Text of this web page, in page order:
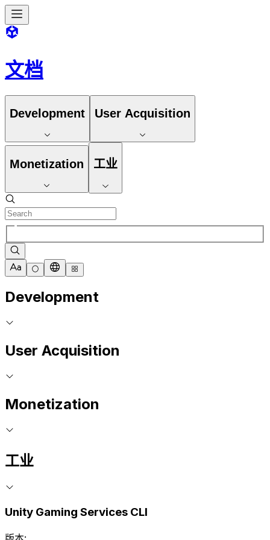
文档
Development User Acquisition
Monetization 工业
Development
User Acquisition
Monetization
工业
Unity Gaming Services CLI